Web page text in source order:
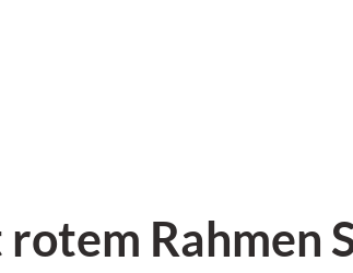
Rahmen